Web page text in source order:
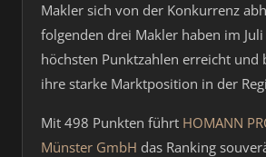
Makler sich von der Konkurrenz
folgenden drei Makler haben im
höchsten Punktzahlen erreicht und
ihre starke Marktposition in der
Mit 498 Punkten führt HOMANN
Münster GmbH das Ranking